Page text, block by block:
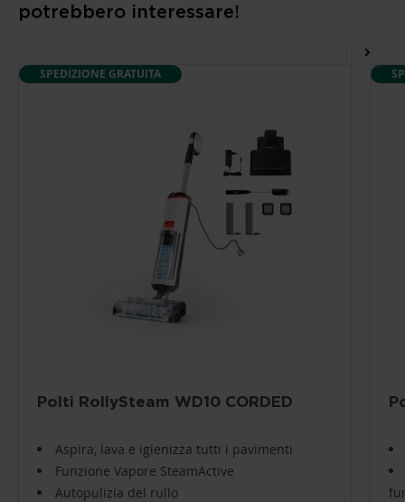
potrebbero interessare!
SPEDIZIONE GRATUITA
Polti RollySteam WD10 CORDED
Aspira, lava e igienizza tutti i pavimenti
Funzione Vapore SteamActive
Autopulizia del rullo